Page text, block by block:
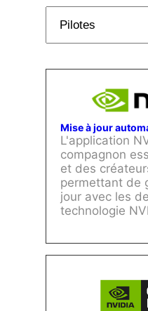
Mise à jour
L'application
compagnon
et des
permettant de
jour avec les
technologie